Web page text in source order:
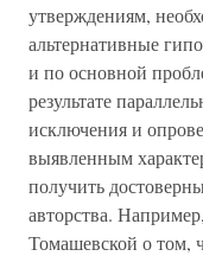
утверждениям,
альтернативные
и по основной
результате
исключения и
выявленным
получить
авторства.
Томашевской о том,